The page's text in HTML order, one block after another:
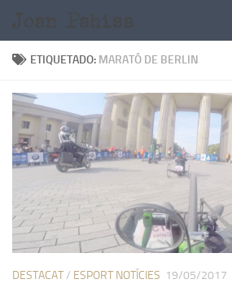
ETIQUETADO: MARATÓ DE BERLIN
DESTACAT/ ESPORT NOTÍCIES 19/05/2017